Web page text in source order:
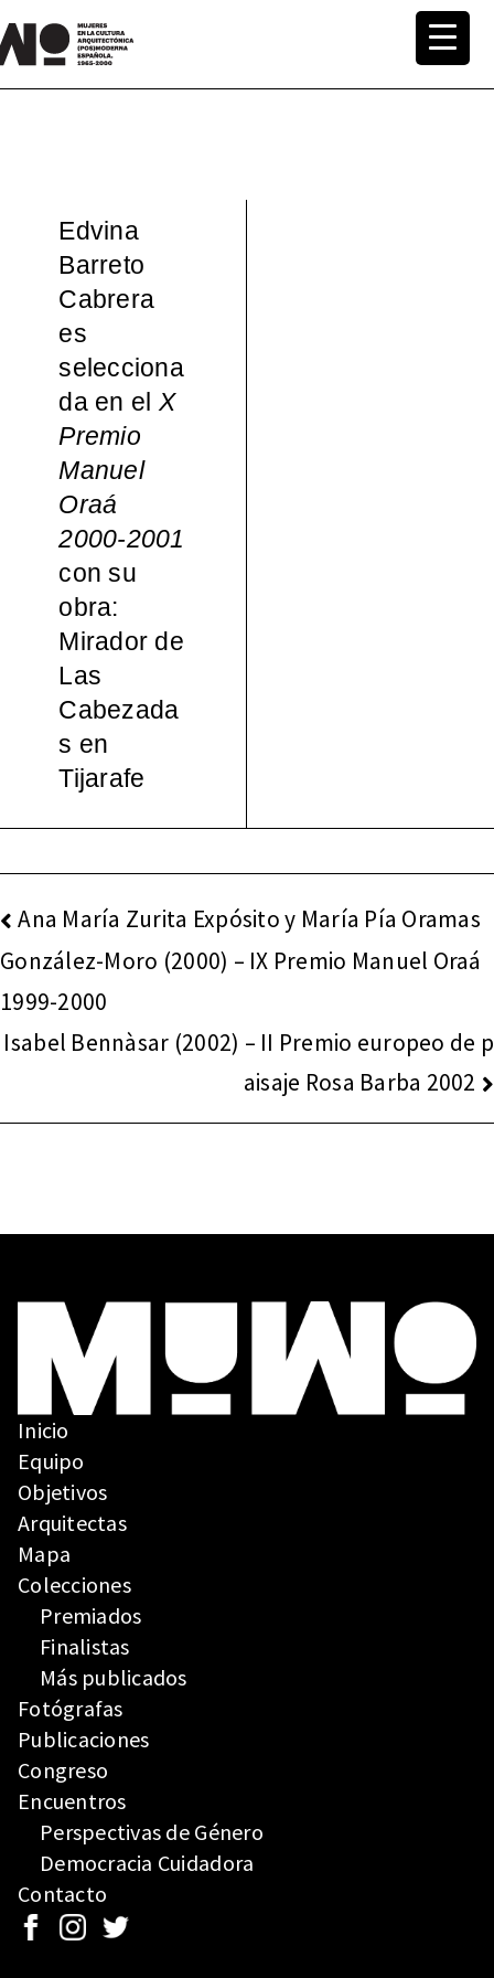
al
MuWo –
Edvina
Barreto
Cabrera
es
selecciona
da en el X
Premio
Manuel
Oraá
2000-2001
con su
obra:
Mirador de
Las
Cabezada
s en
Tijarafe
NAVEGACIÓN
DE
ENTRADAS
Ana María Zurita Expósito y María Pía Oramas
González-Moro (2000) – IX Premio Manuel Oraá
1999-2000
Isabel Bennàsar (2002) – II Premio europeo de p
aisaje Rosa Barba 2002
Inicio
Equipo
Objetivos
Arquitectas
Mapa
Colecciones
Premiados
Finalistas
Más publicados
Fotógrafas
Publicaciones
Congreso
Encuentros
Perspectivas de Género
Democracia Cuidadora
Contacto